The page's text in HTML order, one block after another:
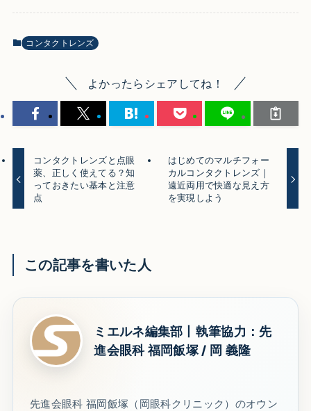
コンタクトレンズ
よかったらシェアしてね！
コンタクトレンズと点眼
薬、正しく使えてる？知
っておきたい基本と注意
点
はじめてのマルチフォー
カルコンタクトレンズ｜
遠近両用で快適な見え方
を実現しよう
この記事を書いた人
ミエルネ編集部丨執筆協力：先
進会眼科 福岡飯塚 / 岡 義隆
先進会眼科 福岡飯塚（岡眼科クリニック）のオウン